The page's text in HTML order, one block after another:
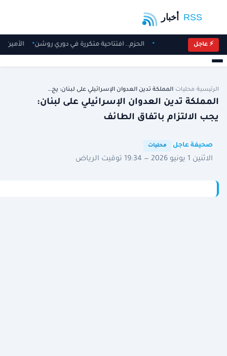
⚡ عاجل الحزم.. افتتاحية متكررة في دوري روشن الأمين
الرئيسية محليات المملكة تدين العدوان الإسرائيلي على لبنان: يج…
المملكة تدين العدوان الإسرائيلي على لبنان:
يجب الالتزام باتفاق الطائف
صحيفة عاجل محليات
الاثنين 1 يونيو 2026 — 19:34 توقيت الرياض